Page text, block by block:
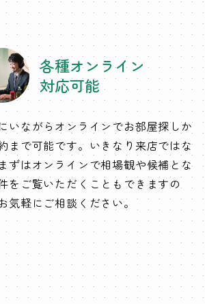
各種オンライン
対応可能
いながらオンラインでお部屋探しか
まで可能です。いきなり来店ではな
ずはオンラインで相場観や候補とな
をご覧いただくこともできますの
気軽にご相談ください。